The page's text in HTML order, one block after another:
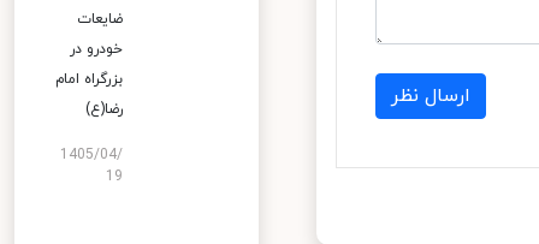
ارسال نظر
ضایعات
خودرو در
بزرگراه امام
رضا(ع)
1405/04/
19